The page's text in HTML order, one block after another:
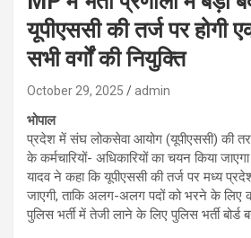
यूपीएससी की तर्ज पर होगी
सभी वर्गों की नियुक्ति
October 29, 2025 admin
भोपाल
प्रदेश में संघ लोकसेवा आयोग (यूपीएससी) की तरह
के कर्मचारियों- अधिकारियों का चयन किया
यादव ने कहा कि यूपीएससी की तर्ज पर मध्य
जाएगी, ताकि अलग-अलग पदों को भरने के लिए
पुलिस भर्ती में तेजी लाने के लिए पुलिस भर्ती बोर्ड